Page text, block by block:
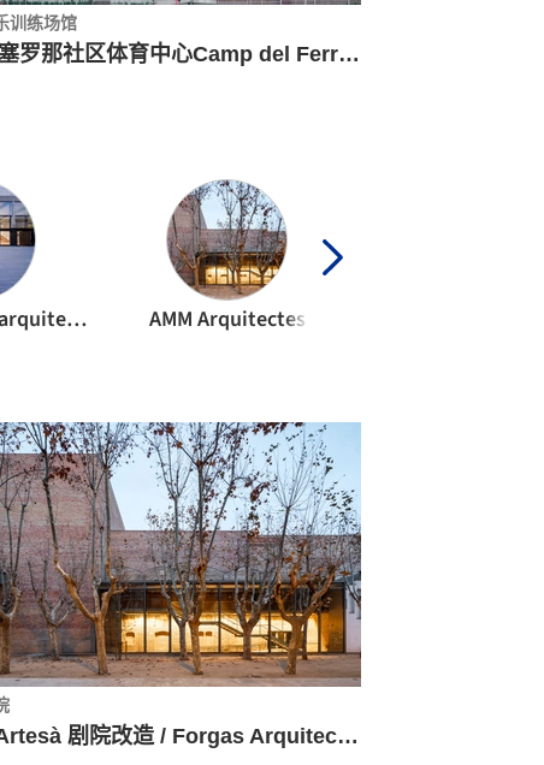
训练场馆
巴塞罗那社区体育中心Camp del Ferro / AIA + Barceló Balanzó Arquitectes + Gustau Gili Galfetti
Alonso + Sosa arquitectos AMM Arquitectes
L’Artesà 剧院改造 / Forgas Arquitectes + AMM Arquitectes